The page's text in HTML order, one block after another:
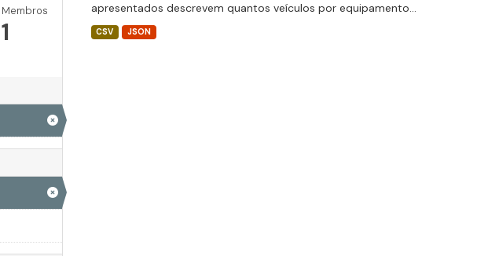
Membros
1
apresentados descrevem quantos veículos por equipamento...
CSV JSON